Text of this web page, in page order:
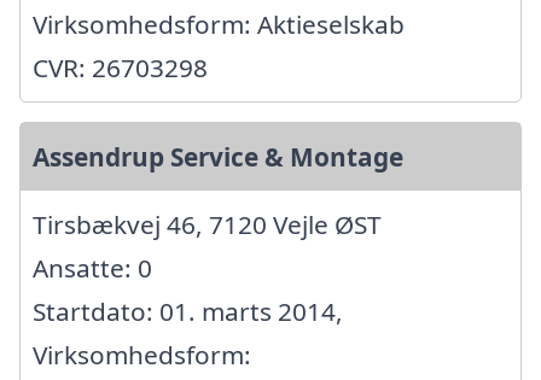
Virksomhedsform: Aktieselskab
CVR: 26703298
Assendrup Service & Montage
Tirsbækvej 46, 7120 Vejle ØST
Ansatte: 0
Startdato: 01. marts 2014,
Virksomhedsform: